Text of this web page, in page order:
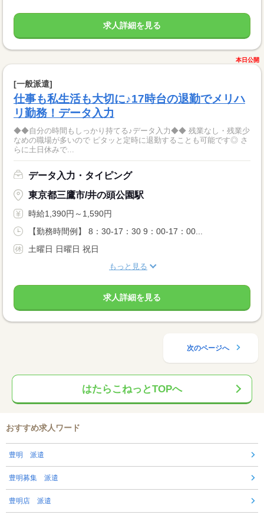
求人詳細を見る
本日公開
[一般派遣]
仕事も私生活も大切に♪17時台の退勤でメリハ
リ勤務！データ入力
◆◆自分の時間もしっかり持てる♪データ入力◆◆ 残業なし・残業少
なめの職場が多いので ピタッと定時に退勤することも可能です◎ さ
らに土日休みで...
データ入力・タイピング
東京都三鷹市/井の頭公園駅
時給1,390円～1,590円
【勤務時間例】 8：30-17：30 9：00-17：00...
土曜日 日曜日 祝日
もっと見る
求人詳細を見る
次のページへ
はたらこねっとTOPへ
おすすめ求人ワード
豊明 派遣
豊明募集 派遣
豊明店 派遣